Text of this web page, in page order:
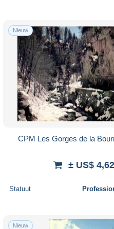
Nieuw
CPM Les Gorges de la
± US$ 4,62
Statuut
Nieuw